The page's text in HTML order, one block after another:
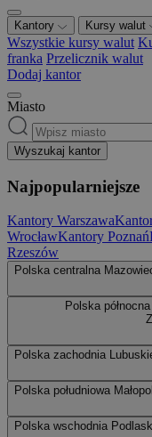
Kantory Kursy walut
Wszystkie kursy walut
franka Przelicznik walut
Dodaj kantor
Miasto
Wyszukaj kantor
Najpopularniejsze
Kantory Warszawa
WrocławKantory Poznań
Rzeszów
Polska centralna
Polska północna
Polska zachodnia
Polska południowa
Polska wschodnia